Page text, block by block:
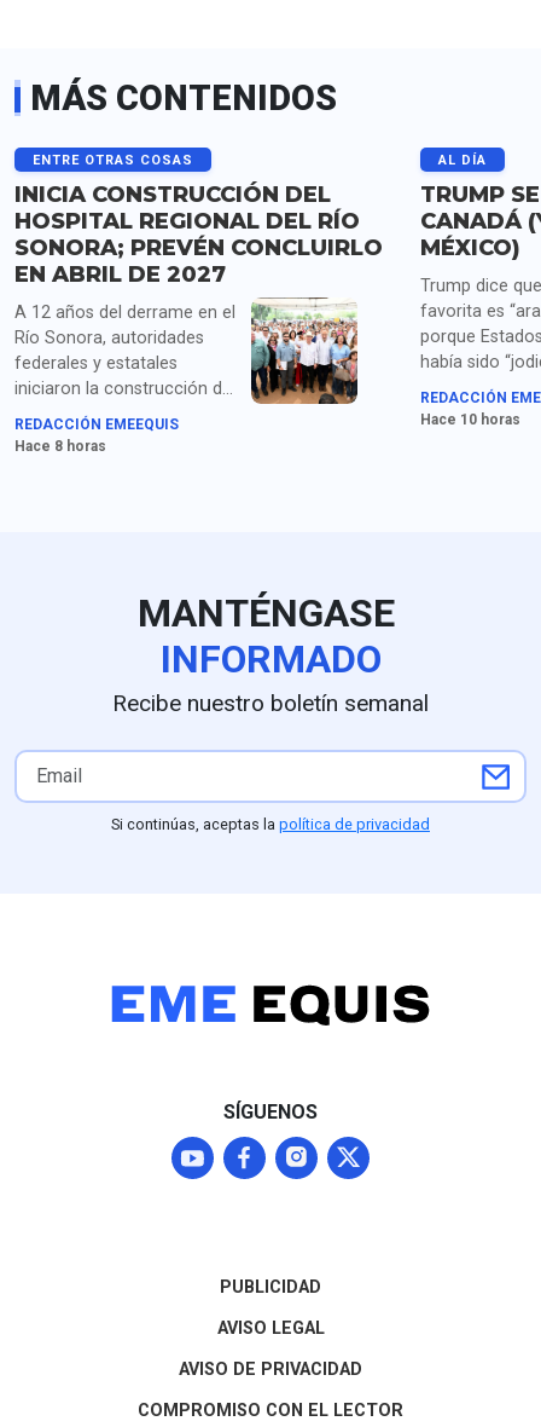
MÁS CONTENIDOS
ENTRE OTRAS COSAS
INICIA CONSTRUCCIÓN DEL
HOSPITAL REGIONAL DEL RÍO
SONORA; PREVÉN CONCLUIRLO
EN ABRIL DE 2027
A 12 años del derrame en el
Río Sonora, autoridades
federales y estatales
iniciaron la construcción del
Hospital Regional en Ures,
con una inversión superior a
REDACCIÓN EMEEQUIS
Hace 8 horas
AL DÍA
TRUMP
CANADÁ
MÉXICO)
Trump dice
favorita es
porque
había sido
años por
Corea del Sur,
REDACCIÓN
Hace 10 horas
MANTÉNGASE
INFORMADO
Recibe nuestro boletín semanal
Si continúas, aceptas la política de privacidad
SÍGUENOS
PUBLICIDAD
AVISO LEGAL
AVISO DE PRIVACIDAD
COMPROMISO CON EL LECTOR